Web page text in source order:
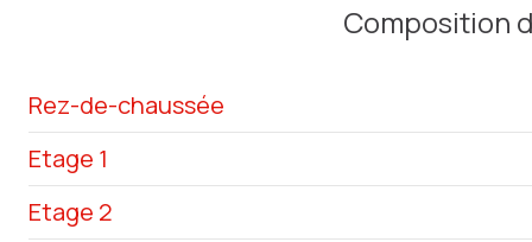
Composition
Rez-de-chaussée
salon/sejour
cuisine
Etage 1
salle de bain
Etage 2